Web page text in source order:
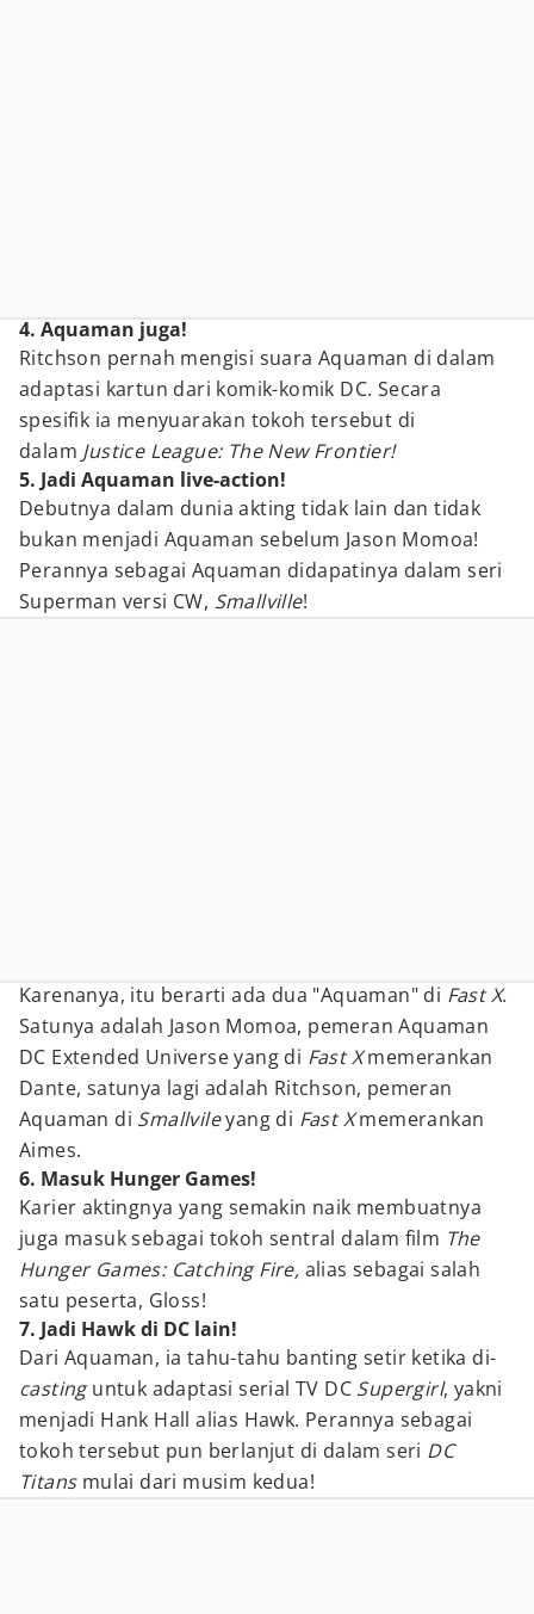
4. Aquaman juga!
Ritchson pernah mengisi suara Aquaman di dalam
adaptasi kartun dari komik-komik DC. Secara
spesifik ia menyuarakan tokoh tersebut di
dalam Justice League: The New Frontier!
5. Jadi Aquaman live-action!
Debutnya dalam dunia akting tidak lain dan tidak
bukan menjadi Aquaman sebelum Jason Momoa!
Perannya sebagai Aquaman didapatinya dalam seri
Superman versi CW, Smallville!
Karenanya, itu berarti ada dua "Aquaman" di Fast X.
Satunya adalah Jason Momoa, pemeran Aquaman
DC Extended Universe yang di Fast Xmemerankan
Dante, satunya lagi adalah Ritchson, pemeran
Aquaman di Smallvileyang di Fast Xmemerankan
Aimes.
6. Masuk Hunger Games!
Karier aktingnya yang semakin naik membuatnya
juga masuk sebagai tokoh sentral dalam film The
Hunger Games: Catching Fire, alias sebagai salah
satu peserta, Gloss!
7. Jadi Hawk di DC lain!
Dari Aquaman, ia tahu-tahu banting setir ketika di-
castinguntuk adaptasi serial TV DC Supergirl, yakni
menjadi Hank Hall alias Hawk. Perannya sebagai
tokoh tersebut pun berlanjut di dalam seri DC
Titans mulai dari musim kedua!